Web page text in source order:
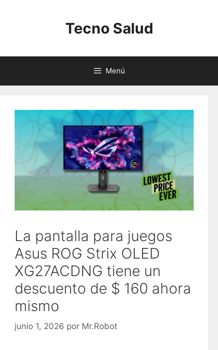
Tecno Salud
Menú
La pantalla para juegos
Asus ROG Strix OLED
XG27ACDNG tiene un
descuento de $ 160 ahora
mismo
junio 1, 2026 por Mr.Robot